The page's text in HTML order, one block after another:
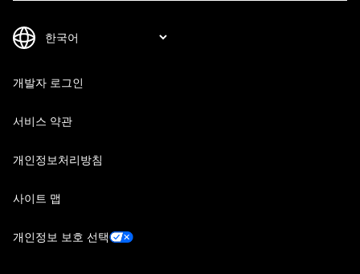
개발자 로그인
서비스 약관
개인정보처리방침
사이트 맵
개인정보 보호 선택